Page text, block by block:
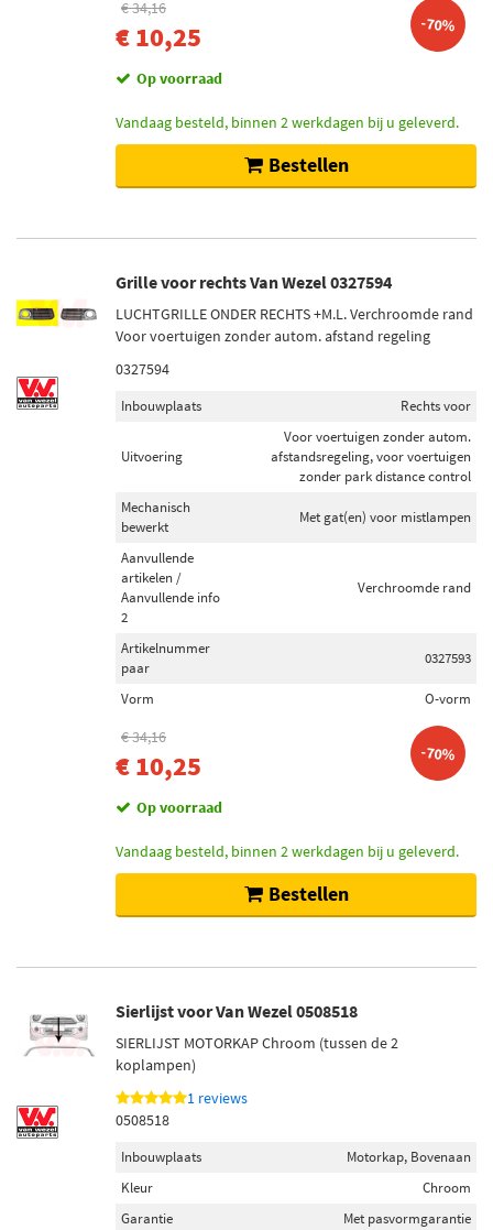
€ 34,16
€ 10,25 -70%
Op voorraad
Vandaag besteld, binnen 2 werkdagen bij u geleverd.
Bestellen
Grille voor rechts Van Wezel 0327594
LUCHTGRILLE ONDER RECHTS +M.L. Verchroomde rand
Voor voertuigen zonder autom. afstand regeling
0327594
Inbouwplaats Rechts voor
Uitvoering
Voor voertuigen zonder autom.
afstandsregeling, voor voertuigen
zonder park distance control
Mechanisch
bewerkt
Met gat(en) voor mistlampen
Aanvullende
artikelen /
Aanvullende info
2
Verchroomde rand
Artikelnummer
paar
0327593
Vorm O-vorm
€ 34,16
€ 10,25 -70%
Op voorraad
Vandaag besteld, binnen 2 werkdagen bij u geleverd.
Bestellen
Sierlijst voor Van Wezel 0508518
SIERLIJST MOTORKAP Chroom (tussen de 2
koplampen)
1 reviews
0508518
Inbouwplaats
Motorkap, Bovenaan
Kleur
Chroom
Garantie
Met pasvormgarantie